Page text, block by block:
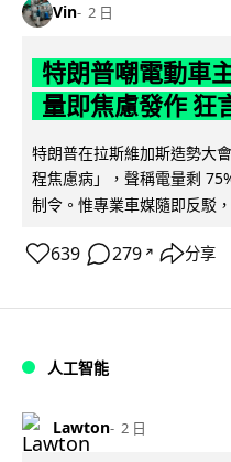
Vin 2 日
特朗普嘲電動車
量即焦慮發作 狂
特朗普在拉斯維加斯造勢大
程焦慮病」，聲稱電量剩
制令。惟專業車媒隨即反駁
639 279 ↗ 分享
人工智能
Lawton 2 日